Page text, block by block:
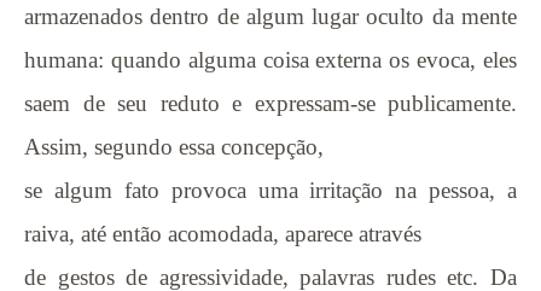
armazenados dentro de algum lugar oculto da mente
humana: quando alguma coisa externa os evoca, eles
saem de seu reduto e expressam-se publicamente.
Assim, segundo essa concepção,
se algum fato provoca uma irritação na pessoa, a
raiva, até então acomodada, aparece através
de gestos de agressividade, palavras rudes etc. Da